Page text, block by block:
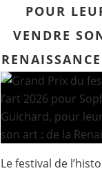
POUR
VENDRE
Le festival de